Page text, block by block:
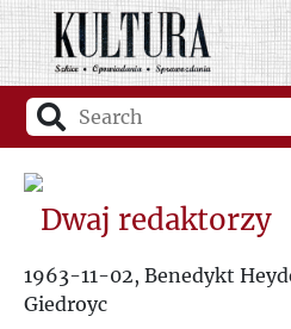
Dwaj redaktorzy
1963-11-02, Benedykt
Giedroyc